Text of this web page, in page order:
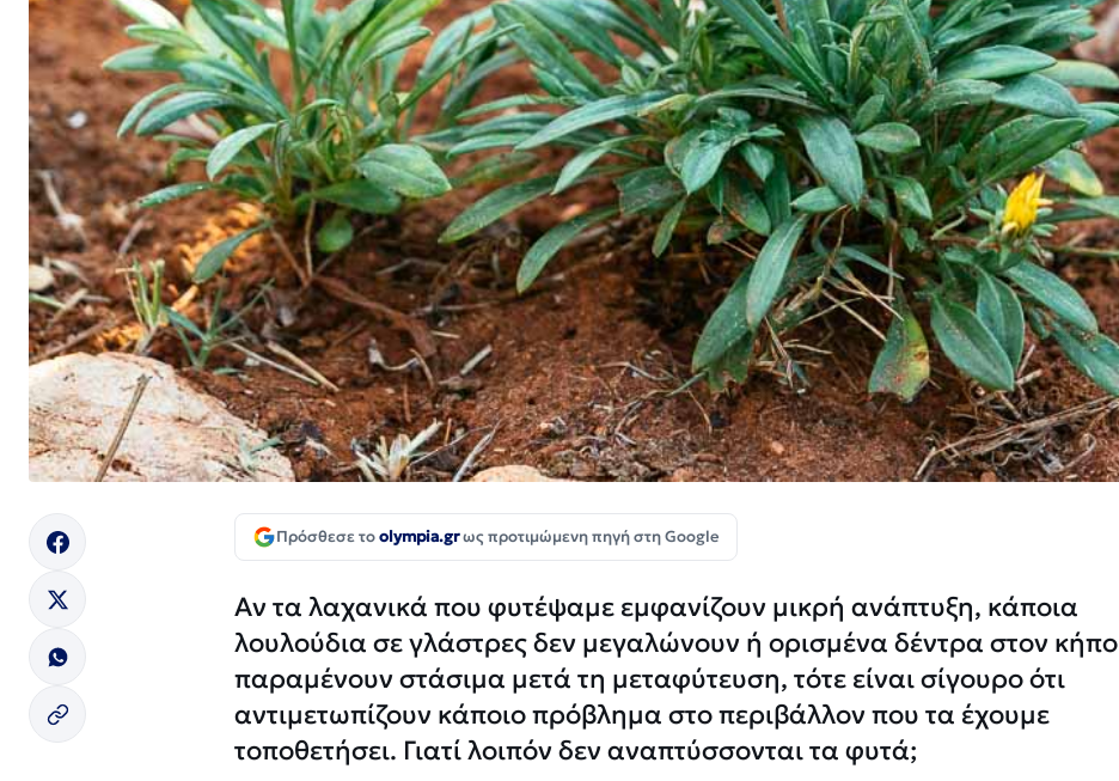
Πρόσθεσε τοolympia.grως προτιμώμενη πηγή στη Google
Αν τα λαχανικά που φυτέψαμε εμφανίζουν μικρή ανάπτυξη, κάποια
λουλούδια σε γλάστρες δεν μεγαλώνουν ή ορισμένα δέντρα στον κήπο
παραμένουν στάσιμα μετά τη μεταφύτευση, τότε είναι σίγουρο ότι
αντιμετωπίζουν κάποιο πρόβλημα στο περιβάλλον που τα έχουμε
τοποθετήσει. Γιατί λοιπόν δεν αναπτύσσονται τα φυτά;